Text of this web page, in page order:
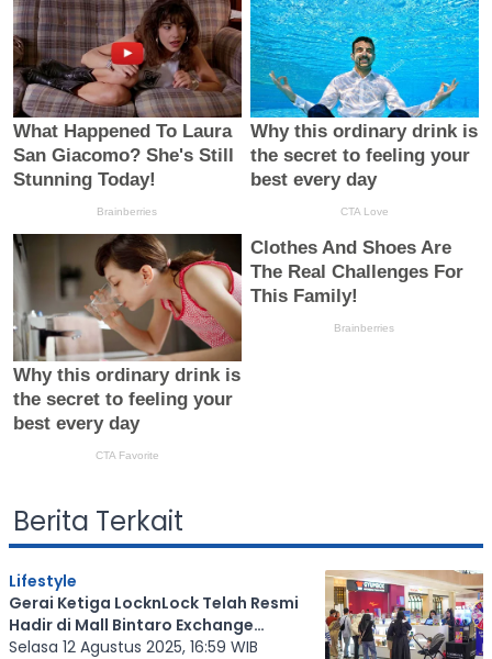
Berita Terkait
Lifestyle
Gerai Ketiga LocknLock Telah Resmi
Hadir di Mall Bintaro Exchange
Tangerang
Selasa 12 Agustus 2025, 16:59 WIB